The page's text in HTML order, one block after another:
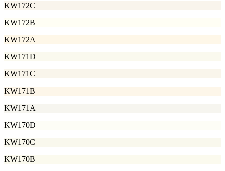
KW172C
KW172B
KW172A
KW171D
KW171C
KW171B
KW171A
KW170D
KW170C
KW170B